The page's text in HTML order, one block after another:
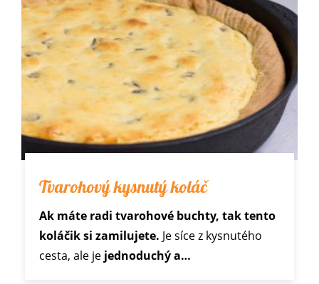
Tvarohový kysnutý koláč
Ak máte radi tvarohové buchty, tak tento
koláčik si zamilujete. Je síce z kysnutého
cesta, ale je jednoduchý a…